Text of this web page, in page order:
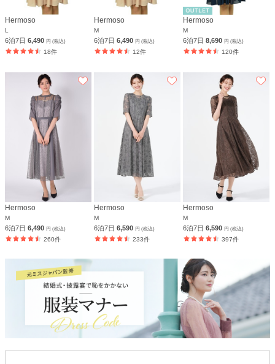
Hermoso
L
6泊7日 6,490 円 (税込)
18件
Hermoso
M
6泊7日6,490円 (税込)
12件
Hermoso
M
6泊7日8,690円 (税込)
120件
Hermoso
M
6泊7日 6,490 円 (税込)
260件
Hermoso
M
6泊7日6,590円 (税込)
233件
Hermoso
M
6泊7日6,590円 (税込)
397件